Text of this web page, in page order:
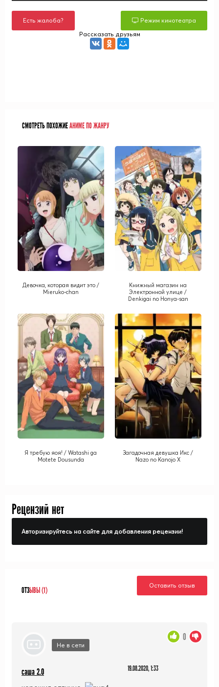
Есть жалоба?
Режим кинотеатра
Рассказать друзьям
СМОТРЕТЬ ПОХОЖИЕАНИМЕ ПО ЖАНРУ
Девочка, которая видит это /
Mieruko-chan
Книжный магазин на
Электронной улице /
Denkigai no Honya-san
Я требую яоя! / Watashi ga
Motete Dousunda
Загадочная девушка Икс /
Nazo no Kanojo X
Рецензий нет
Авторизируйтесь на сайте для добавления рецензии!
ОТЗЫВЫ (1)
Оставить отзыв
Не в сети
саша 2.0 19.08.2020, 1:33
0